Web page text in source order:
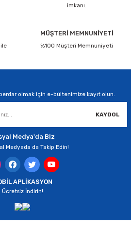
veya görüntülenemiyor.
bulunuyor.
daha pahalı.
imkanı.
MÜŞTERİ MEMNUNİYETİ
%100 Müşteri Memnuniyeti
olmak için e-bültenimize kayıt olun.
KAYDOL
Medya'da Biz
Medyada da Takip Edin!
APLİKASYON
Ücretsiz İndirin!